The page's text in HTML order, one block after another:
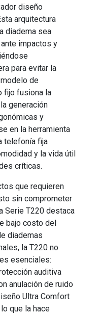
diseño
arquitectura
diadema sea
impactos y
para evitar la
de
fijo fusiona la
generación
y
en la herramienta
telefonía fija
y la vida útil
críticas.
que requieren
sin comprometer
Serie T220 destaca
bajo costo del
diademas
la T220 no
esenciales:
auditiva
anulación de ruido
Ultra Comfort
que la hace